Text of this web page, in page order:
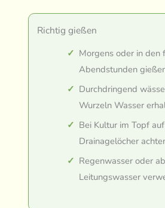
Richtig gießen
Morgens oder in den
Abendstunden
Durchdringend
Wurzeln Wasser
Bei Kultur im Topf
Drainagelöcher
Regenwasser oder
Leitungswasser